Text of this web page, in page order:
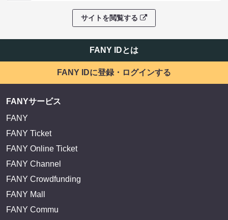
サイトを閲覧する
FANY IDとは
FANY IDに登録・ログインする
FANYサービス
FANY
FANY Ticket
FANY Online Ticket
FANY Channel
FANY Crowdfunding
FANY Mall
FANY Commu